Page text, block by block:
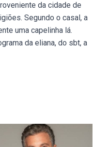
da cidade de
Segundo o casal, a
uma capelinha lá.
da eliana, do sbt, a